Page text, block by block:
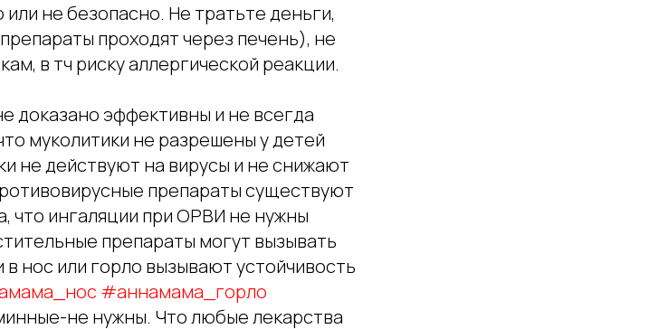
не безопасно. Не тратьте деньги,
проходят через печень), не
в тч риску аллергической реакции.
доказано эффективны и не всегда
муколитики не разрешены у детей
не действуют на вирусы и не снижают
препараты существуют
что ингаляции при ОРВИ не нужны
препараты могут вызывать
нос или горло вызывают устойчивость
#аннамама_горло
не нужны. Что любые лекарства